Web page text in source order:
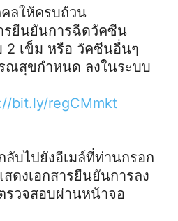
ลให้ครบถ้วน
รยืนยันการฉีดวัคซีน
2 เข็ม หรือ วัคซีนอื่นๆ
ณสุขกำหนด ลงในระบบ
bit.ly/regCMmkt
ลับไปยังอีเมล์ที่ท่านกรอก
ดงเอกสารยืนยันการลง
รวจสอบผ่านหน้าจอ